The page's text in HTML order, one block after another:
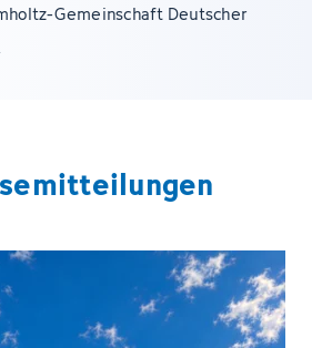
Gemeinschaft Deutscher